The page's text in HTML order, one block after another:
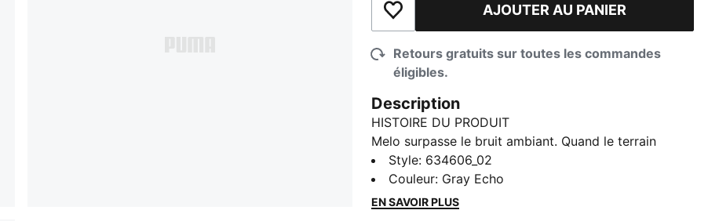
Ajouter à la liste de souhaits
AJOUTER AU PANIER
Retours gratuits sur toutes les commandes
éligibles.
Description
HISTOIRE DU PRODUIT
Melo surpasse le bruit ambiant. Quand le terrain
devient bruyant, il se concentre à un niveau que lui
seul peut atteindre. Ce t-shirt de basketball canalise
cette énergie avec un aspect audacieux et des détails
Style: 634606_02
Couleur: Gray Echo
EN SAVOIR PLUS